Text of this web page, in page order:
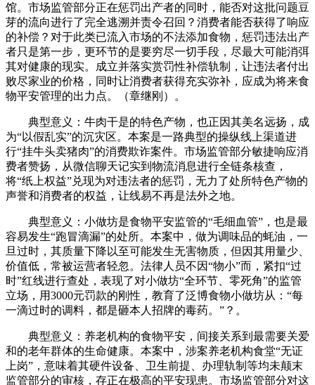
馆。市场监管部分正在惩罚出产者的同时，能否对这批问题豆
芽的流向进行了完全逃溯并责令召回？消费者能否获得了响应
的补偿？对于此类已流入市场的不法添加食物，惩罚违法出产
者只是第一步，更环节的是要穷尽一切手段，尽最大可能消弭
其对健康的现实。成立并落实赏罚性补偿轨制，让违法者付出
败尽家业的价格，同时让消费者获得充实弥补，应成为将来食
物平安管理的出力点。（章继刚）。
典型意义：牛肉干是的特色产物，也正因其美名远扬，成
为“以假乱实”的沉灾区。本案是一路典型的操纵线上渠道进
行“挂牛头卖猪肉”的消费欺诈案件。市场监管部分敏捷响应消
费者赞扬，从微信聊天记实到物流消息进行全链条核查，
将“纸上权益”兑现为对违法者的惩罚，无力了处所特色产物的
声誉和消费者的权益，让线易不再是法外之地。
典型意义：小做坊是食物平安监管的“毛细血管”，也是最
容易发生“跑冒滴漏”的处所。本案中，做为调味品的蚝油，一
旦过时，其质量下降以至可能发生无害物质，但因其用量少、
价值低，常被运营者轻忽。法律人员不因“物小”而，紧扣“过
时”红线进行查处，表现了对小做坊“全环节、零死角”的监管
立场，用3000元罚款的刚性，教育了泛博食物小做坊从：“每
一滴过时的调料，都是砸本人招牌的毒药。”？。
典型意义：养老机构的食物平安，间接关系到最需要关爱
和的老年群体的生命健康。本案中，涉案养老机构食堂“无证
上岗”，意味着其硬件设备、卫生前提、办理轨制等均未颠末
监管部分的审核，存正在极高的平安现患。市场监管部分对这